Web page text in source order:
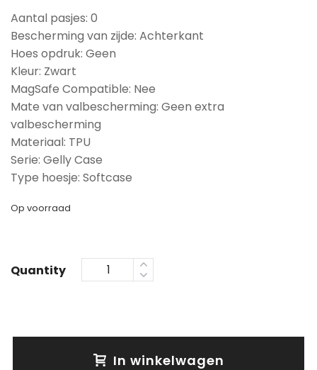
Aantal pasjes: 0
Bescherming van zijde: Achterkant
Hoes opdruk: Geen
Kleur: Zwart
MagSafe Compatible: Nee
Mate van valbescherming: Geen extra
valbescherming
Materiaal: TPU
Serie: Gelly Case
Type hoesje: Softcase
Op voorraad
Quantity
In winkelwagen